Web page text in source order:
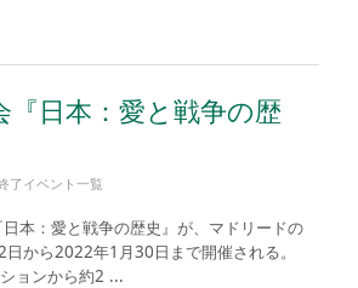
日本：愛と戦争の歴
了イベント一覧
本：愛と戦争の歴史』が、マドリードの
から2022年1月30日まで開催される。
ョンから約2 ...